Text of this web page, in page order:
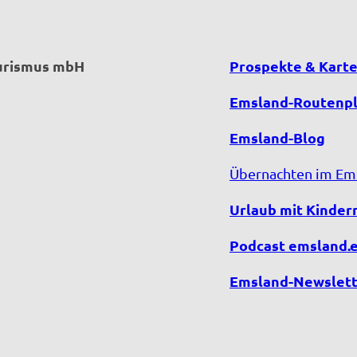
mbH
Prospekte &
Emsland-
Emsland-Blog
Übernachten im
Urlaub mit
Podcast
Emsland-